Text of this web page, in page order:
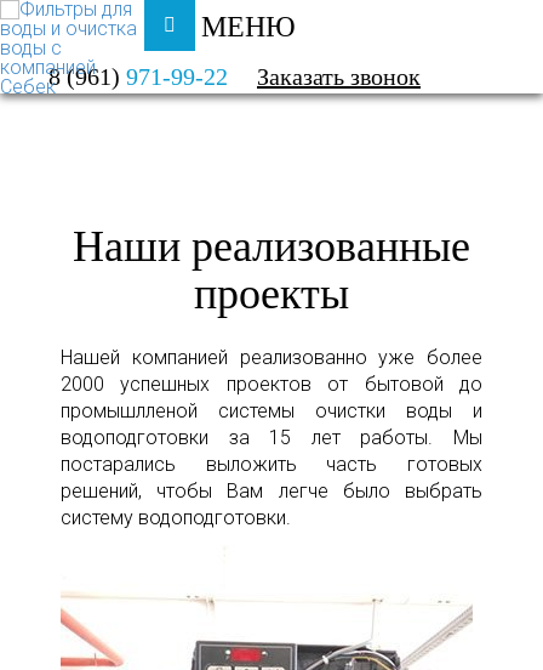
МЕНЮ
8 (961) 971-99-22 Заказать звонок
ФИЛЬТРЫ ДЛЯ ВОДЫ И ОЧИСТКА ВОДЫ
О КОМПАНИИ
НАШИ РАБОТЫ
Наши реализованные
проекты
Нашей компанией реализованно уже более
2000 успешных проектов от бытовой до
промышлленой системы очистки воды и
водоподготовки за 15 лет работы. Мы
постарались выложить часть готовых
решений, чтобы Вам легче было выбрать
систему водоподготовки.